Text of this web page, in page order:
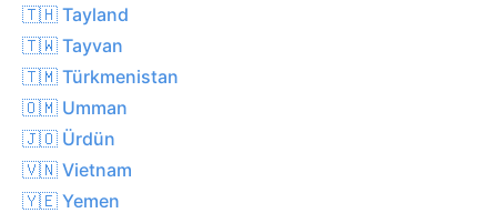
🇹🇭 Tayland
🇹🇼 Tayvan
🇹🇲 Türkmenistan
🇴🇲 Umman
🇯🇴 Ürdün
🇻🇳 Vietnam
🇾🇪 Yemen